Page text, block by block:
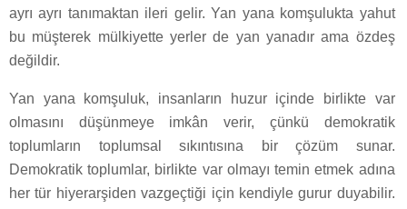
ayrı ayrı tanımaktan ileri gelir. Yan yana komşulukta yahut
bu müşterek mülkiyette yerler de yan yanadır ama özdeş
değildir.
Yan yana komşuluk, insanların huzur içinde birlikte var
olmasını düşünmeye imkân verir, çünkü demokratik
toplumların toplumsal sıkıntısına bir çözüm sunar.
Demokratik toplumlar, birlikte var olmayı temin etmek adına
her tür hiyerarşiden vazgeçtiği için kendiyle gurur duyabilir.